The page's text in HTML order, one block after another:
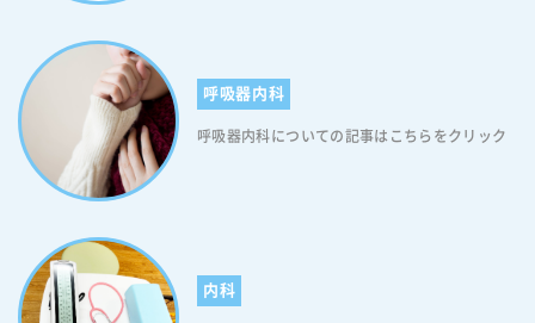
呼吸器内科
呼吸器内科についての記事はこちらをクリック
内科